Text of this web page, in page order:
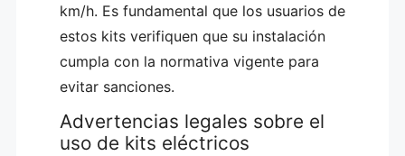
km/h. Es fundamental que los usuarios de
estos kits verifiquen que su instalación
cumpla con la normativa vigente para
evitar sanciones.
Advertencias legales sobre el
uso de kits eléctricos